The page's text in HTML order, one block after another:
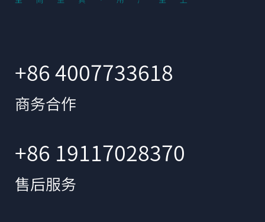
+86 4007733618
商务合作
+86 19117028370
售后服务